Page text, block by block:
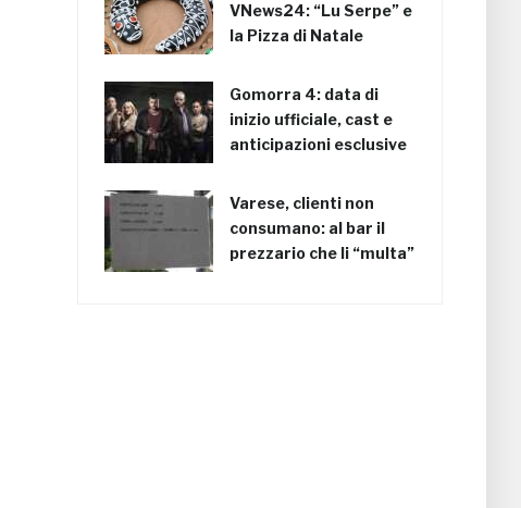
VNews24: “Lu Serpe” e
la Pizza di Natale
Gomorra 4: data di
inizio ufficiale, cast e
anticipazioni esclusive
Varese, clienti non
consumano: al bar il
prezzario che li “multa”